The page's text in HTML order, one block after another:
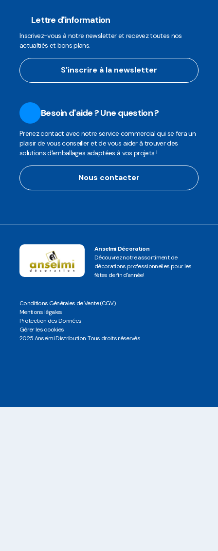
Lettre d'information
Inscrivez-vous à notre newsletter et recevez toutes nos
actualtiés et bons plans.
S'inscrire à la newsletter
Besoin d'aide ? Une question ?
Prenez contact avec notre service commercial qui se fera un
plaisir de vous conseiller et de vous aider à trouver des
solutions d'emballages adaptées à vos projets !
Nous contacter
Anselmi Décoration
Découvrez notre assortiment de
décorations professionnelles pour les
fêtes de fin d'année!
Conditions Générales de Vente (CGV)
Mentions légales
Protection des Données
Gérer les cookies
2025 Anselmi Distribution. Tous droits réservés